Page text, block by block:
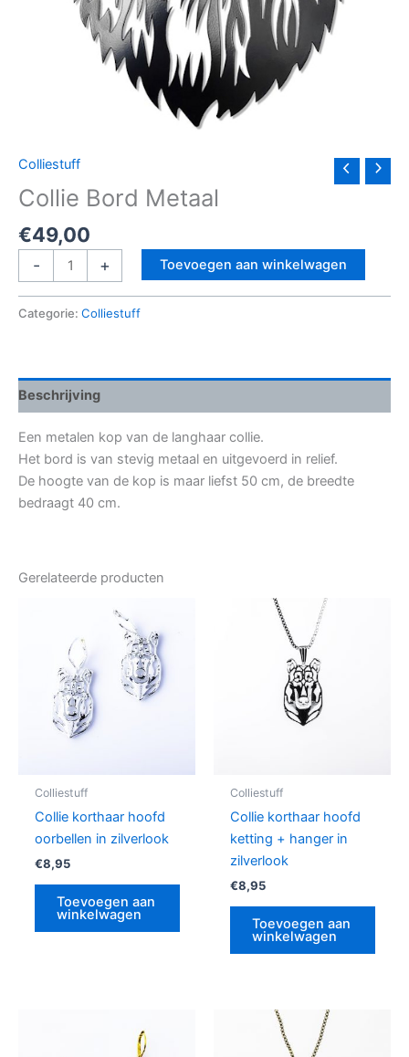
Colliestuff
Collie Bord Metaal
€49,00
-
Bord
aantal
+ Toevoegen aan winkelwagen
Categorie: Colliestuff
Beschrijving
Een metalen kop van de langhaar collie.
Het bord is van stevig metaal en uitgevoerd in relief.
De hoogte van de kop is maar liefst 50 cm, de breedte
bedraagt 40 cm.
Gerelateerde producten
Colliestuff
Collie korthaar hoofd
oorbellen in zilverlook
€8,95
Toevoegen aan
winkelwagen
Colliestuff
Collie korthaar hoofd
ketting + hanger in
zilverlook
€8,95
Toevoegen aan
winkelwagen